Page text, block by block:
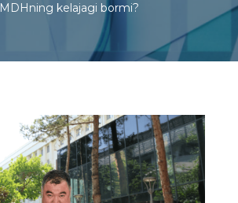
MDHning kelajagi bormi?